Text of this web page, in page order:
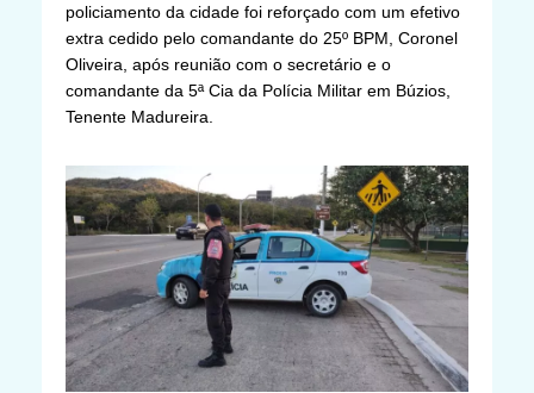
policiamento da cidade foi reforçado com um efetivo
extra cedido pelo comandante do 25º BPM, Coronel
Oliveira, após reunião com o secretário e o
comandante da 5ª Cia da Polícia Militar em Búzios,
Tenente Madureira.